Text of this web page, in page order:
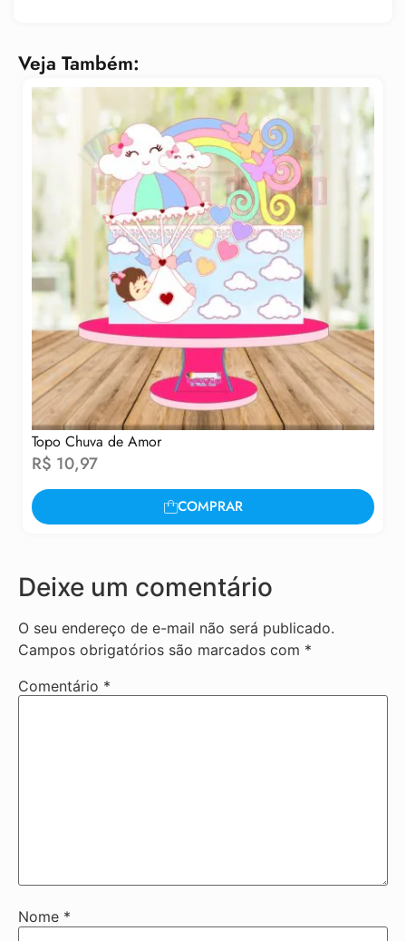
Veja Também:
Topo Chuva de Amor
R$ 10,97
COMPRAR
Deixe um comentário
O seu endereço de e-mail não será publicado.
Campos obrigatórios são marcados com *
Comentário *
Nome *